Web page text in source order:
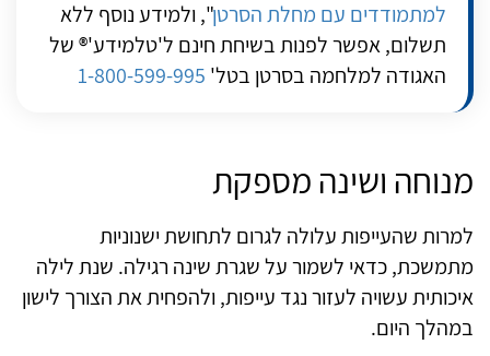
למתמודדים עם מחלת הסרטן", ולמידע נוסף ללא
תשלום, אפשר לפנות בשיחת חינם ל'טלמידע'® של
האגודה למלחמה בסרטן בטל' 1-800-599-995
מנוחה ושינה מספקת
למרות שהעייפות עלולה לגרום לתחושת ישנוניות
מתמשכת, כדאי לשמור על שגרת שינה רגילה. שנת לילה
איכותית עשויה לעזור נגד עייפות, ולהפחית את הצורך לישון
במהלך היום.